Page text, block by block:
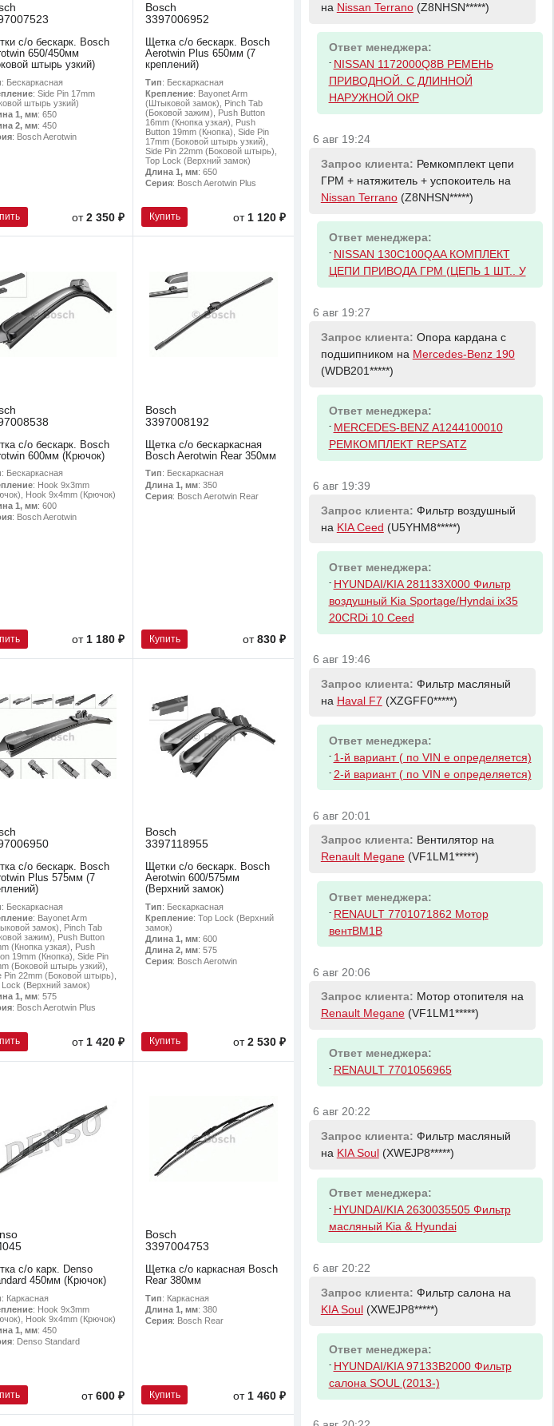
с/о бескарк. Bosch
650/450мм
штырь узкий)
: Бескаркасная
: Side Pin 17mm
штырь узкий)
1, мм: 650
2, мм: 450
: Bosch Aerotwin
от2 350 ₽
Bosch
3397006952
Щетка с/о бескарк. Bosch
Aerotwin Plus 650мм (7
креплений)
Тип: Бескаркасная
Крепление: Bayonet Arm
(Штыковой замок), Pinch Tab
(Боковой зажим), Push Button
16mm (Кнопка узкая), Push
Button 19mm (Кнопка), Side Pin
17mm (Боковой штырь узкий),
Side Pin 22mm (Боковой штырь),
Top Lock (Верхний замок)
Длина 1, мм: 650
Серия: Bosch Aerotwin Plus
Купить от 1 120 ₽
с/о бескарк. Bosch
600мм (Крючок)
: Бескаркасная
: Hook 9x3mm
Hook 9x4mm (Крючок)
1, мм: 600
: Bosch Aerotwin
от1 180 ₽
Bosch
3397008192
Щетка с/о бескаркасная
Bosch Aerotwin Rear 350мм
Тип: Бескаркасная
Длина 1, мм: 350
Серия: Bosch Aerotwin Rear
Купить от 830 ₽
с/о бескарк. Bosch
Plus 575мм (7
: Бескаркасная
: Bayonet Arm
замок), Pinch Tab
зажим), Push Button
(Кнопка узкая), Push
19mm (Кнопка), Side Pin
(Боковой штырь узкий),
Pin 22mm (Боковой штырь),
Lock (Верхний замок)
1, мм: 575
: Bosch Aerotwin Plus
от1 420 ₽
Bosch
3397118955
Щетки с/о бескарк. Bosch
Aerotwin 600/575мм
(Верхний замок)
Тип: Бескаркасная
Крепление: Top Lock (Верхний
замок)
Длина 1, мм: 600
Длина 2, мм: 575
Серия: Bosch Aerotwin
Купить от 2 530 ₽
с/о карк. Denso
450мм (Крючок)
: Каркасная
: Hook 9x3mm
Hook 9x4mm (Крючок)
1, мм: 450
: Denso Standard
от600 ₽
Bosch
3397004753
Щетка с/о каркасная Bosch
Rear 380мм
Тип: Каркасная
Длина 1, мм: 380
Серия: Bosch Rear
Купить от 1 460 ₽
на Nissan Terrano(Z8NHSN*****)
Ответ менеджера:
- NISSAN 1172000Q8B РЕМЕНЬ
ПРИВОДНОЙ. С ДЛИННОЙ
НАРУЖНОЙ ОКР
6 авг 19:24
Запрос клиента: Ремкомплект цепи
ГРМ + натяжитель + успокоитель на
Nissan Terrano(Z8NHSN*****)
Ответ менеджера:
- NISSAN 130C100QAA КОМПЛЕКТ
ЦЕПИ ПРИВОДА ГРМ (ЦЕПЬ 1 ШТ.. У
6 авг 19:27
Запрос клиента: Опора кардана с
подшипником на Mercedes-Benz 190
(WDB201*****)
Ответ менеджера:
- MERCEDES-BENZ A1244100010
РЕМКОМПЛЕКТ REPSATZ
6 авг 19:39
Запрос клиента: Фильтр воздушный
на KIA Ceed (U5YHM8*****)
Ответ менеджера:
- HYUNDAI/KIA 281133X000 Фильтр
воздушный Kia Sportage/Hyndai ix35
20CRDi 10 Ceed
6 авг 19:46
Запрос клиента: Фильтр масляный
на Haval F7 (XZGFF0*****)
Ответ менеджера:
- 1-й вариант ( по VIN е определяется)
- 2-й вариант ( по VIN е определяется)
6 авг 20:01
Запрос клиента: Вентилятор на
Renault Megane(VF1LM1*****)
Ответ менеджера:
- RENAULT 7701071862 Мотор
вентBM1B
6 авг 20:06
Запрос клиента: Мотор отопителя на
Renault Megane(VF1LM1*****)
Ответ менеджера:
- RENAULT 7701056965
6 авг 20:22
Запрос клиента: Фильтр масляный
на KIA Soul (XWEJP8*****)
Ответ менеджера:
- HYUNDAI/KIA 2630035505 Фильтр
масляный Kia & Hyundai
6 авг 20:22
Запрос клиента: Фильтр салона на
KIA Soul (XWEJP8*****)
Ответ менеджера:
- HYUNDAI/KIA 97133B2000 Фильтр
салона SOUL (2013-)